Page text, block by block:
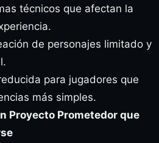
técnicos que afectan la
de personajes limitado y
para jugadores que
más simples.
Proyecto Prometedor que